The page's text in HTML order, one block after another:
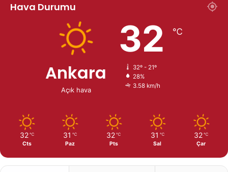
Hava Durumu
Ankara
Açık hava
32 ℃
32º - 21º
28%
3.58 km/h
32 ℃
Cts
31 ℃
Paz
32 ℃
Pts
31 ℃
Sal
32 ℃
Çar